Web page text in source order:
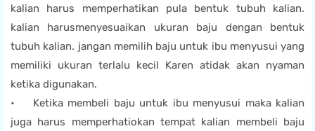
kalian harus memperhatikan pula bentuk tubuh kalian.
kalian harusmenyesuaikan ukuran baju dengan bentuk
tubuh kalian. jangan memilih baju untuk ibu menyusui yang
memiliki ukuran terlalu kecil Karen atidak akan nyaman
ketika digunakan.
• Ketika membeli baju untuk ibu menyusui maka kalian
juga harus memperhatiokan tempat kalian membeli baju